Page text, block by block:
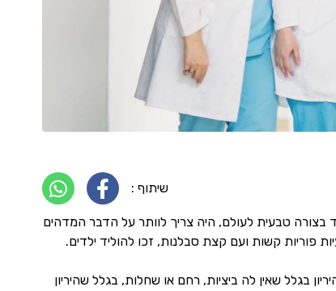
שיתוף :
בצורה טבעית לעולם, היה צריך לוותר על הדבר המדהים
פוריות קשות ועם קצת סבלנות, זכו להוליד ילדים.
בגלל שאין לה ביציות, רחם או שחלות, בגלל שהיריון